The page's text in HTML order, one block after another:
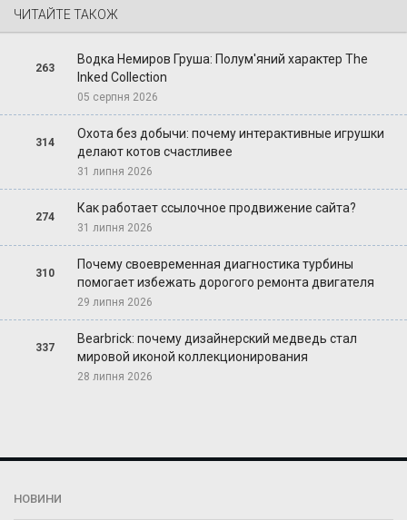
ЧИТАЙТЕ ТАКОЖ
263
Водка Немиров Груша: Полум'яний характер The
Inked Collection
05 серпня 2026
314
Охота без добычи: почему интерактивные игрушки
делают котов счастливее
31 липня 2026
274
Как работает ссылочное продвижение сайта?
31 липня 2026
310
Почему своевременная диагностика турбины
помогает избежать дорогого ремонта двигателя
29 липня 2026
337
Bearbrick: почему дизайнерский медведь стал
мировой иконой коллекционирования
28 липня 2026
НОВИНИ